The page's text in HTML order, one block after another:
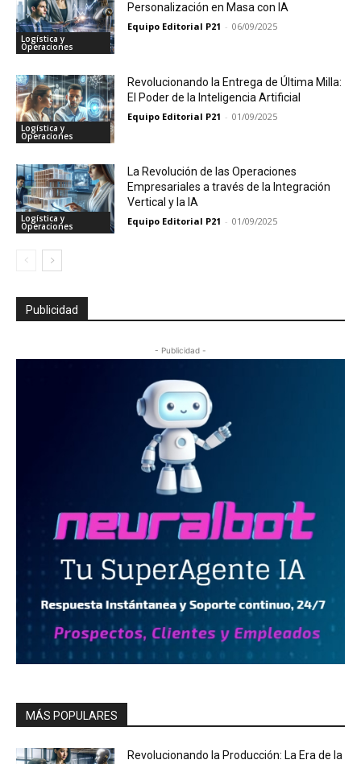
Logística y
Operaciones
Personalización en Masa con IA
Equipo Editorial P21 - 06/09/2025
Logística y
Operaciones
Revolucionando la Entrega de Última Milla:
El Poder de la Inteligencia Artificial
Equipo Editorial P21 - 01/09/2025
Logística y
Operaciones
La Revolución de las Operaciones
Empresariales a través de la Integración
Vertical y la IA
Equipo Editorial P21 - 01/09/2025
Publicidad
- Publicidad -
MÁS POPULARES
Revolucionando la Producción: La Era de la